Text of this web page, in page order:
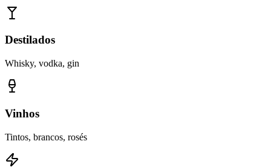
Destilados
Whisky, vodka, gin
Vinhos
Tintos, brancos, rosés